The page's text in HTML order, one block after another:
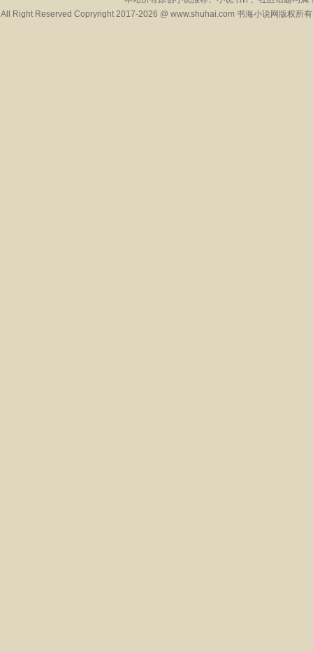
All Right Reserved Copryright 2017-2026 @ www.shuhai.com 书海小说网版权所